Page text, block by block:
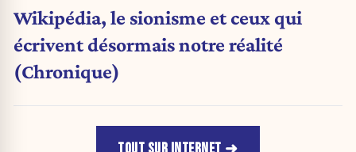
Wikipédia, le sionisme et ceux qui
écrivent désormais notre réalité
(Chronique)